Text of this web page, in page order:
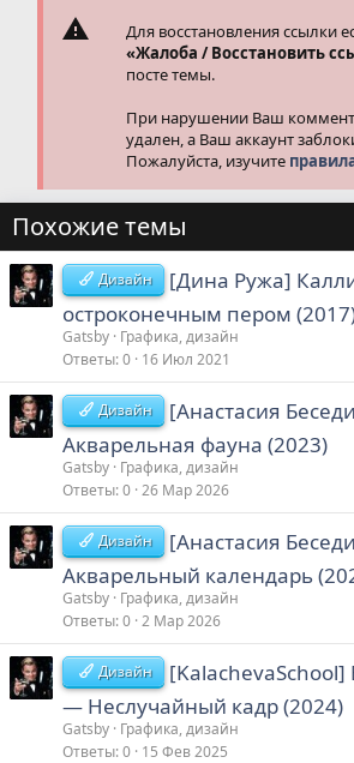
Для восстановления ссылки
«Жалоба / Восстановить
посте темы.
При нарушении Ваш
удален, а Ваш аккаунт
Пожалуйста, изучите
Похожие темы
Дизайн
[Дина Ружа]
остроконечным пером
Gatsby Графика, дизайн
Ответы 0 16 Июл 2021
Дизайн
[Анастасия
Акварельная фауна (2023)
Gatsby Графика, дизайн
Ответы 0 26 Мар 2026
Дизайн
[Анастасия
Акварельный календарь
Gatsby Графика, дизайн
Ответы 0 2 Мар 2026
Дизайн
― Неслучайный кадр (2024)
Gatsby Графика, дизайн
Ответы 0 15 Фев 2025